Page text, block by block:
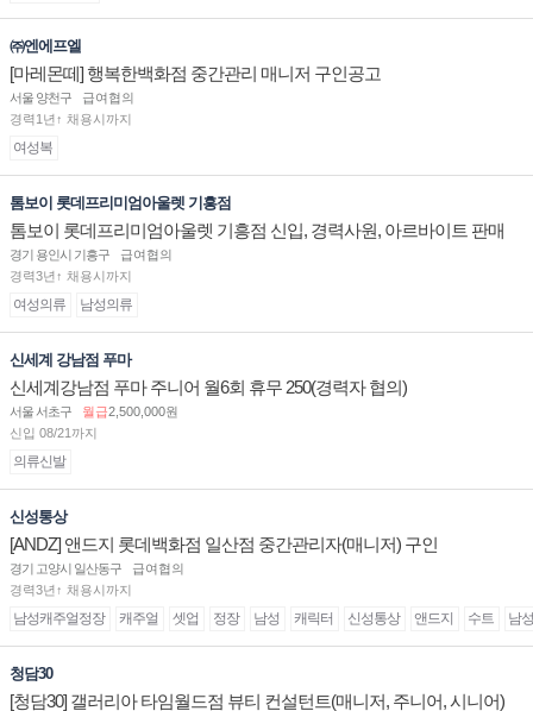
㈜엔에프엘
[마레몬떼] 행복한백화점 중간관리 매니저 구인공고
서울 양천구
급여협의
경력1년↑ 채용시까지
여성복
톰보이 롯데프리미엄아울렛 기흥점
톰보이 롯데프리미엄아울렛 기흥점 신입, 경력사원, 아르바이트 판매
직 구인합니다.
경기 용인시 기흥구
급여협의
경력3년↑ 채용시까지
여성의류 남성의류
신세계 강남점 푸마
신세계강남점 푸마 주니어 월6회 휴무 250(경력자 협의)
서울 서초구 월급2,500,000원
신입 08/21까지
의류신발
신성통상
[ANDZ] 앤드지 롯데백화점 일산점 중간관리자(매니저) 구인
경기 고양시 일산동구
급여협의
경력3년↑ 채용시까지
남성캐주얼정장 캐주얼 셋업 정장 남성 캐릭터 신성통상 앤드지 수트 남
청담30
[청담30] 갤러리아 타임월드점 뷰티 컨설턴트(매니저, 주니어, 시니어)